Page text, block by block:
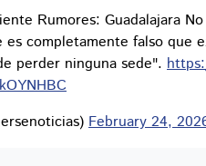
Rumores: Guadalajara
es completamente falso que
perder ninguna sede".
February 24,